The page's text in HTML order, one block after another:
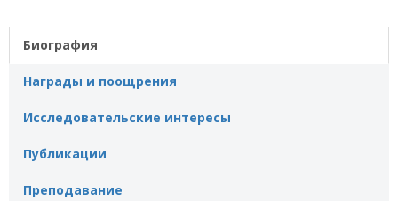
Биография
Награды и поощрения
Исследовательские интересы
Публикации
Преподавание